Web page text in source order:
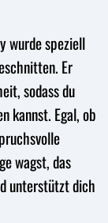
wurde speziell
Er
sodass du
kannst. Egal, ob
wagst, das
unterstützt dich